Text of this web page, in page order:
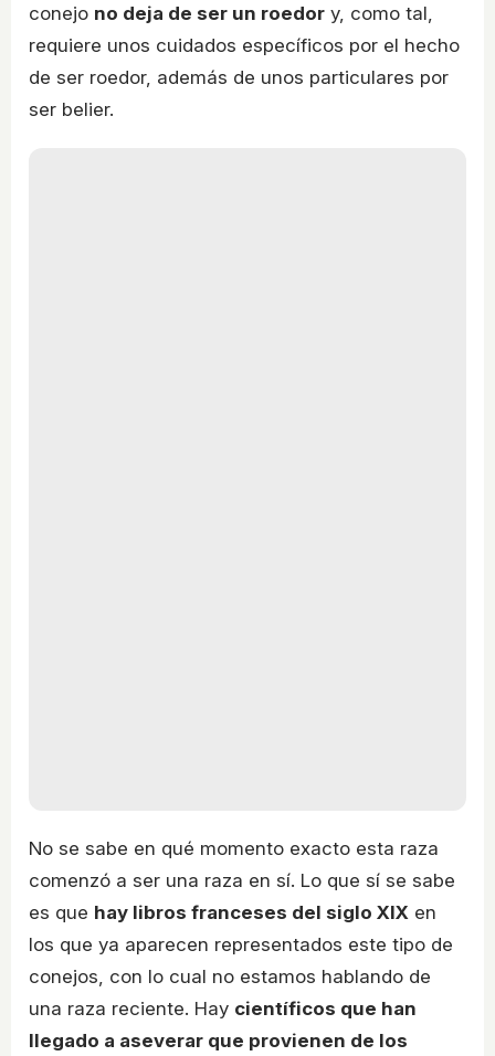
conejo no deja de ser un roedor y, como tal,
requiere unos cuidados específicos por el hecho
de ser roedor, además de unos particulares por
ser belier.
No se sabe en qué momento exacto esta raza
comenzó a ser una raza en sí. Lo que sí se sabe
es que hay libros franceses del siglo XIX en
los que ya aparecen representados este tipo de
conejos, con lo cual no estamos hablando de
una raza reciente. Hay científicos que han
llegado a aseverar que provienen de los